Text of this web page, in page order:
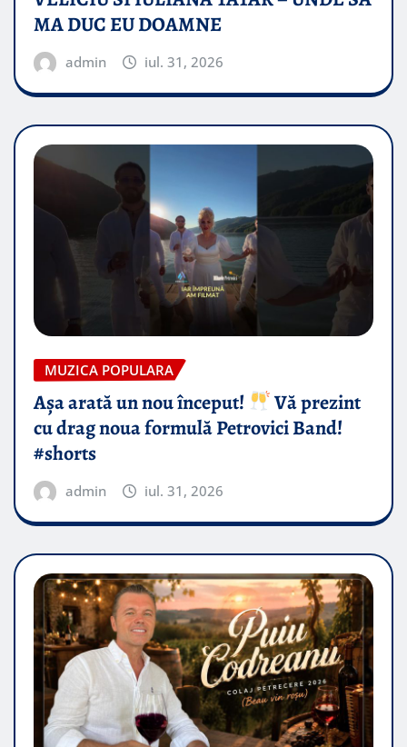
MA DUC EU DOAMNE
admin iul. 31, 2026
MUZICA POPULARA
Așa arată un nou început!
Vă prezint
cu drag noua formulă Petrovici Band!
#shorts
admin iul. 31, 2026